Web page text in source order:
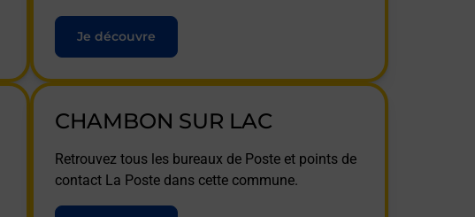
Je découvre
CHAMBON SUR LAC
Retrouvez tous les bureaux de Poste et points de
contact La Poste dans cette commune.